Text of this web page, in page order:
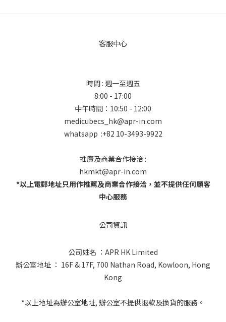
客服中心
時間 : 週一至週五
8:00 - 17:00
中午時間：10:50 - 12:00
medicubecs_hk@apr-in.com
whatsapp :+82 10-3493-9922
推廣及商業合作接洽 :
hkmkt@apr-in.com
*以上電郵地址只用作推薦及商業合作接洽，並不提供任何顧客
中心服務
公司資訊
公司姓名 ：APR HK Limited
辦公室地址 ： 16F & 17F, 700 Nathan Road, Kowloon, Hong
Kong
*以上地址為辦公室地址, 辦公室不提供退款及換貨的服務。